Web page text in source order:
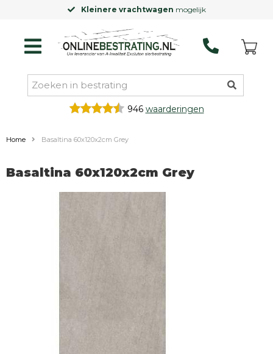
Kleinere vrachtwagen mogelijk
946 waarderingen
Home Basaltina 60x120x2cm Grey
Basaltina 60x120x2cm Grey